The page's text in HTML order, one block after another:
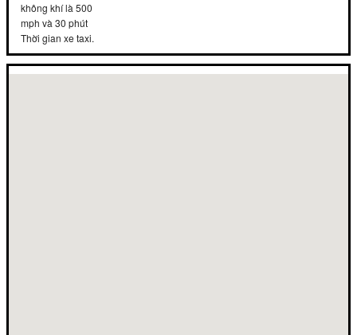
không khí là 500
mph và 30 phút
Thời gian xe taxi.